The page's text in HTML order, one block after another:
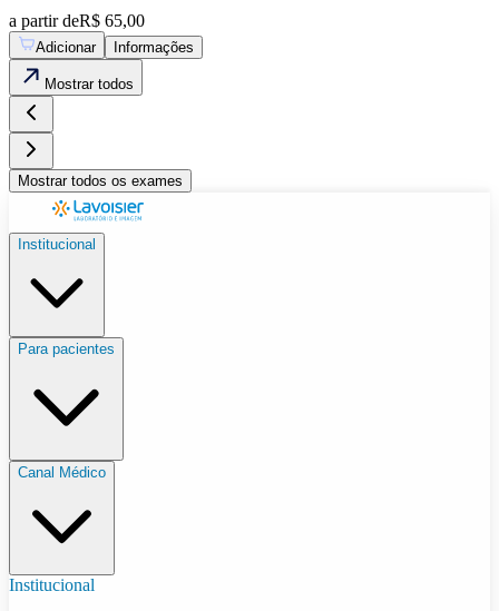
a partir deR$ 65,00
Adicionar Informações
Mostrar todos
Mostrar todos os exames
Institucional
Para pacientes
Canal Médico
Institucional